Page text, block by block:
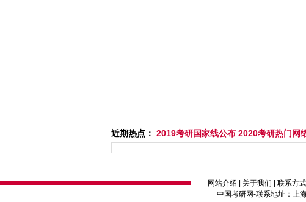
近期热点： 2019考研国家线公布 2020考研热门网
网站介绍 关于我们 联系方式
中国考研网-联系地址：上